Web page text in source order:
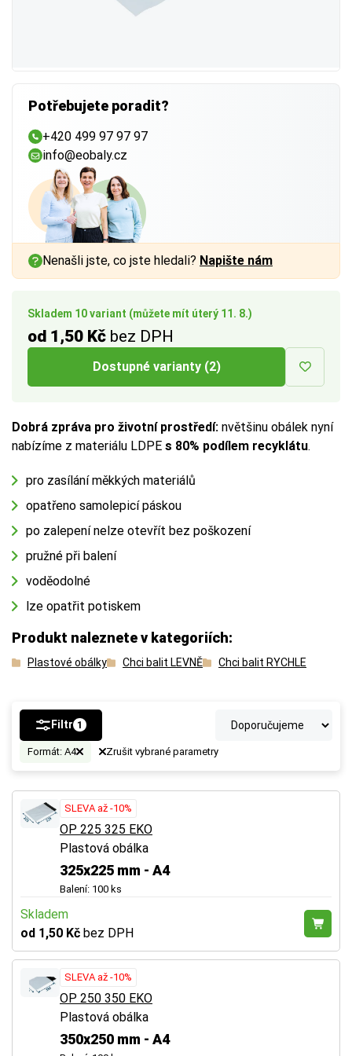
Skladem 10 variant (můžete mít úterý 11. 8.)
od 1,50 Kč bez DPH
Dostupné varianty (2)
Dobrá zpráva pro životní prostředí: nvětšinu obálek nyní
nabízíme z materiálu LDPE s 80% podílem recyklátu.
pro zasílání měkkých materiálů
opatřeno samolepicí páskou
po zalepení nelze otevřít bez poškození
pružné při balení
voděodolné
lze opatřit potiskem
Produkt naleznete v kategoriích:
Plastové obálky Chci balit LEVNĚ Chci balit RYCHLE
Potřebujete poradit?
+420 499 97 97 97
info@eobaly.cz
Nenašli jste, co jste hledali? Napište nám
Filtr 1
Formát: A4 Zrušit vybrané parametry
SLEVA až -10%
OP 225 325 EKO
Plastová obálka
325x225 mm - A4
Balení: 100 ks
Skladem
od 1,50 Kč bez DPH
SLEVA až -10%
OP 250 350 EKO
Plastová obálka
350x250 mm - A4